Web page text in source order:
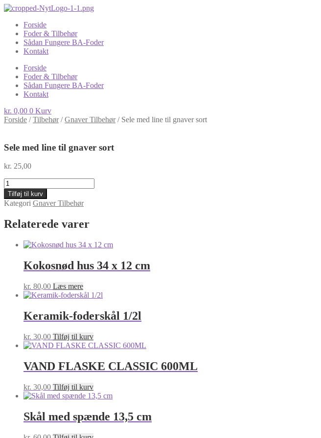
Forside
Foder & Tilbehør
Sådan Fungere BA-Foder
Kontakt
Forside
Foder & Tilbehør
Sådan Fungere BA-Foder
Kontakt
kr. 0,00 0 Kurv
Forside /Tilbehør/Gnaver Tilbehør/ Sele med line til gnaver sort
Sele med line til gnaver sort
kr. 25,00
Sele
med
line
til
gnaver
sort
Tilføj til kurv
Kategori Gnaver Tilbehør
Relaterede varer
Kokosnød hus 34 x 12 cm
kr. 80,00 Læs mere
Keramik-foderskål 1/2l
kr. 30,00 Tilføj til kurv
VAND FLASKE CLASSIC 600ML
kr. 30,00 Tilføj til kurv
Skål med spænde 13,5 cm